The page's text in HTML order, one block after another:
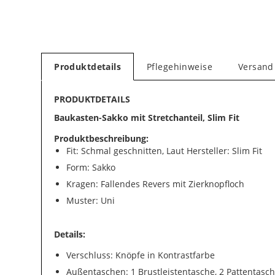
Produktdetails Pflegehinweise Versand
PRODUKTDETAILS
Baukasten-Sakko mit Stretchanteil, Slim Fit
Produktbeschreibung:
Fit: Schmal geschnitten, Laut Hersteller: Slim Fit
Form: Sakko
Kragen: Fallendes Revers mit Zierknopfloch
Muster: Uni
Details:
Verschluss: Knöpfe in Kontrastfarbe
Außentaschen: 1 Brustleistentasche, 2